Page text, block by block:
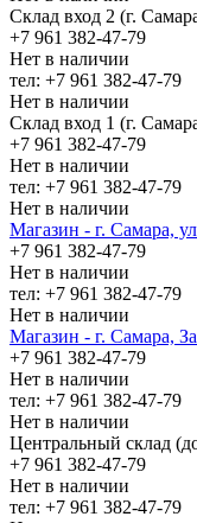
Склад вход 2 (г.
+7 961 382-47-79
Нет в наличии
тел: +7 961 382-47-79
Нет в наличии
Склад вход 1 (г.
+7 961 382-47-79
Нет в наличии
тел: +7 961 382-47-79
Нет в наличии
Магазин - г. Самара,
+7 961 382-47-79
Нет в наличии
тел: +7 961 382-47-79
Нет в наличии
Магазин - г. Самара,
+7 961 382-47-79
Нет в наличии
тел: +7 961 382-47-79
Нет в наличии
Центральный склад
+7 961 382-47-79
Нет в наличии
тел: +7 961 382-47-79